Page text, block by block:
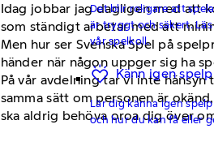
Det blir roligare att
är tryggt och säkert.
vår spelkoll.
Känn igen
Lär dig känna igen
och hur du kan få eller
Idag jobbar jag dagligen med att
som ständigt arbetar med att
Men hur ser Svenska Spel på
händer när någon uppger sig ha
På vår avdelning tar vi inte
samma sätt om personen är
ska aldrig behöva oroa dig över